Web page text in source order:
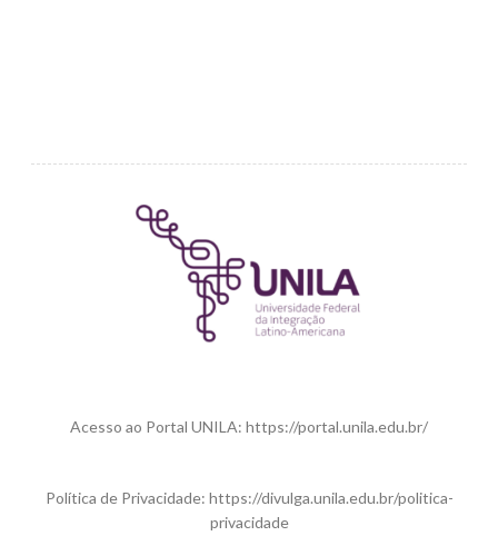
Acesso ao Portal UNILA: https://portal.unila.edu.br/
Política de Privacidade: https://divulga.unila.edu.br/politica-
privacidade